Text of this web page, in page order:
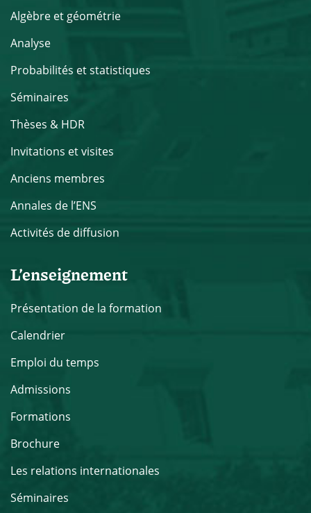
Algèbre et géométrie
Analyse
Probabilités et statistiques
Séminaires
Thèses & HDR
Invitations et visites
Anciens membres
Annales de l’ENS
Activités de diffusion
L’enseignement
Présentation de la formation
Calendrier
Emploi du temps
Admissions
Formations
Brochure
Les relations internationales
Séminaires